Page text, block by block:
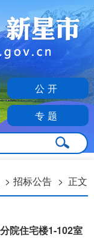
公开
专题
> 招标公告 > 正文
院住宅楼1-102室